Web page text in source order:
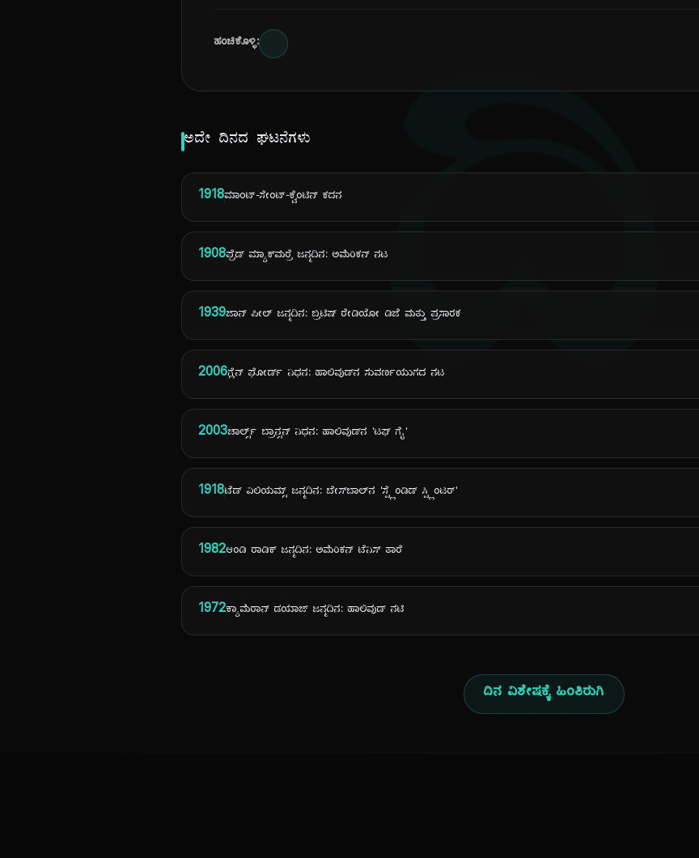
ದಿ
ಹಂಚಿಕೊಳ್ಳಿ:
ಅದೇ ದಿನದ ಘಟನೆಗಳು
1918ಮಾಂಟ್-ಸೇಂಟ್-ಕ್ವೆಂಟಿನ್ ಕದನ
1908ಫ್ರೆಡ್ ಮ್ಯಾಕ್‌ಮರ್ರೆ ಜನ್ಮದಿನ: ಅಮೆರಿಕನ್ ನಟ
1939ಜಾನ್ ಪೀಲ್ ಜನ್ಮದಿನ: ಬ್ರಿಟಿಷ್ ರೇಡಿಯೋ ಡಿಜೆ ಮತ್ತು ಪ್ರಸಾರಕ
2006ಗ್ಲೆನ್ ಫೋರ್ಡ್ ನಿಧನ: ಹಾಲಿವುಡ್‌ನ ಸುವರ್ಣಯುಗದ ನಟ
2003ಚಾರ್ಲ್ಸ್ ಬ್ರಾನ್ಸನ್ ನಿಧನ: ಹಾಲಿವುಡ್‌ನ 'ಟಫ್ ಗೈ'
1918ಟೆಡ್ ವಿಲಿಯಮ್ಸ್ ಜನ್ಮದಿನ: ಬೇಸ್‌ಬಾಲ್‌ನ 'ಸ್ಪ್ಲೆಂಡಿಡ್ ಸ್ಪ್ಲಿಂಟರ್'
1982ಆಂಡಿ ರಾಡಿಕ್ ಜನ್ಮದಿನ: ಅಮೆರಿಕನ್ ಟೆನಿಸ್ ತಾರೆ
1972ಕ್ಯಾಮೆರಾನ್ ಡಯಾಜ್ ಜನ್ಮದಿನ: ಹಾಲಿವುಡ್ ನಟಿ
ದಿನ ವಿಶೇಷಕ್ಕೆ ಹಿಂತಿರುಗಿ